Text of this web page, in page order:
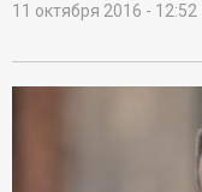
11 октября 2016 - 12:52